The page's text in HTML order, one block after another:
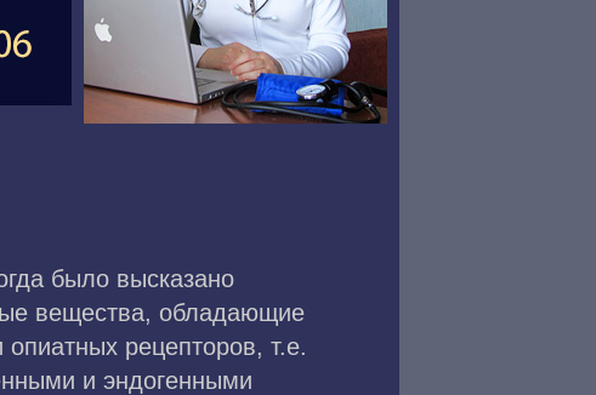
было высказано
вещества, обладающие
рецепторов, т.е.
и эндогенными